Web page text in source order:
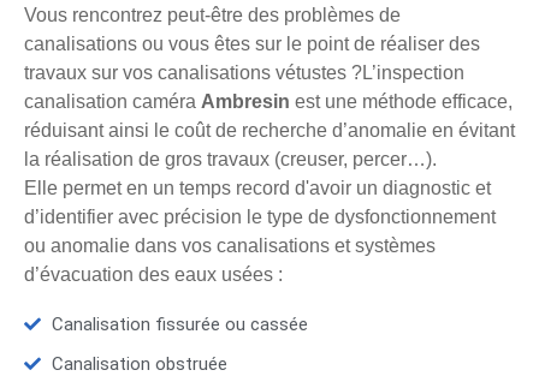
Vous rencontrez peut-être des problèmes de
canalisations ou vous êtes sur le point de réaliser des
travaux sur vos canalisations vétustes ?L’inspection
canalisation caméra Ambresin est une méthode efficace,
réduisant ainsi le coût de recherche d’anomalie en évitant
la réalisation de gros travaux (creuser, percer…).
Elle permet en un temps record d'avoir un diagnostic et
d’identifier avec précision le type de dysfonctionnement
ou anomalie dans vos canalisations et systèmes
d’évacuation des eaux usées :
Canalisation fissurée ou cassée
Canalisation obstruée